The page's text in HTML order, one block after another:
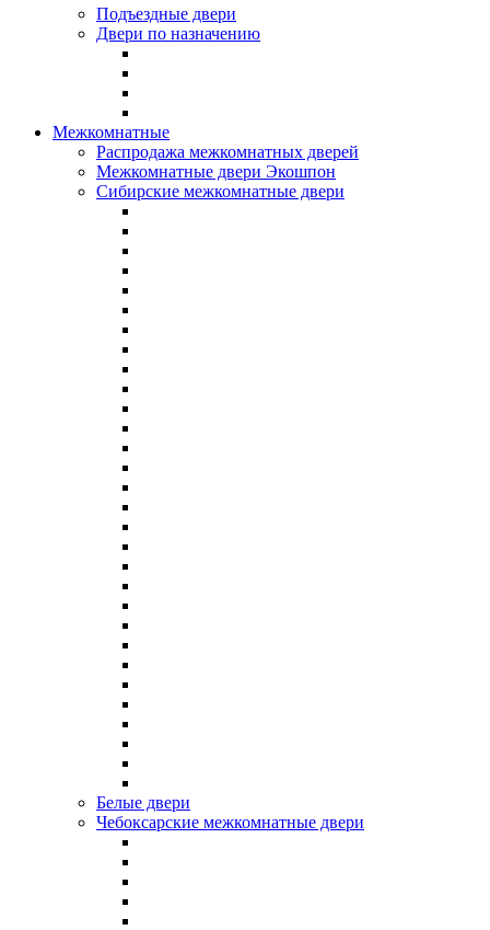
Подъездные двери
Двери по назначению
Межкомнатные
Распродажа межкомнатных дверей
Межкомнатные двери Экошпон
Сибирские межкомнатные двери
Белые двери
Чебоксарские межкомнатные двери